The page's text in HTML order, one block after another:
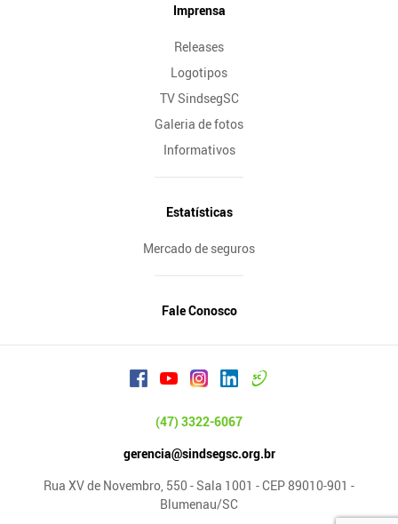
Imprensa
Releases
Logotipos
TV SindsegSC
Galeria de fotos
Informativos
Estatísticas
Mercado de seguros
Fale Conosco
(47) 3322-6067
gerencia@sindsegsc.org.br
Rua XV de Novembro, 550 - Sala 1001 - CEP 89010-901 -
Blumenau/SC